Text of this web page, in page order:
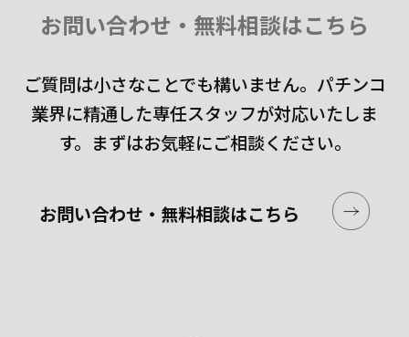
お問い合わせ・無料相談はこちら
ご質問は小さなことでも構いません。 パチンコ
業界に精通した専任スタッフが対応いたしま
す。 まずはお気軽にご相談ください。
お問い合わせ・無料相談はこちら